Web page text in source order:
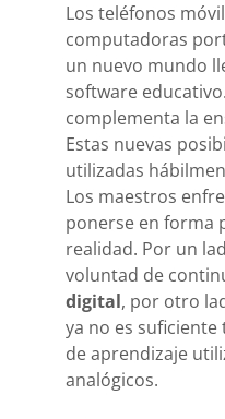
Los teléfonos
computadoras
un nuevo mundo
software
complementa la
Estas nuevas
utilizadas
Los maestros
ponerse en forma
realidad. Por un
voluntad de
digital, por otro
ya no es
de aprendizaje
analógicos.